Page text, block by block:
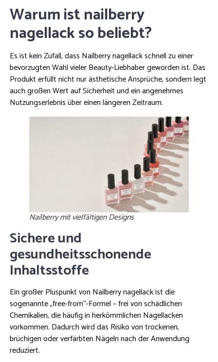
Warum ist nailberry
nagellack so beliebt?
Es ist kein Zufall, dass Nailberry nagellack schnell zu einer
bevorzugten Wahl vieler Beauty-Liebhaber geworden ist. Das
Produkt erfüllt nicht nur ästhetische Ansprüche, sondern legt
auch großen Wert auf Sicherheit und ein angenehmes
Nutzungserlebnis über einen längeren Zeitraum.
Nailberry mit vielfältigen Designs
Sichere und
gesundheitsschonende
Inhaltsstoffe
Ein großer Pluspunkt von Nailberry nagellack ist die
sogenannte „free-from“-Formel – frei von schädlichen
Chemikalien, die häufig in herkömmlichen Nagellacken
vorkommen. Dadurch wird das Risiko von trockenen,
brüchigen oder verfärbten Nägeln nach der Anwendung
reduziert.